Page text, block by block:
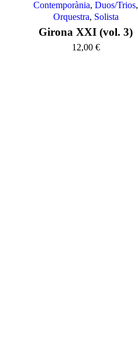
Contemporània,Duos/Trios,
Orquestra, Solista
Girona XXI (vol. 3)
12,00 €